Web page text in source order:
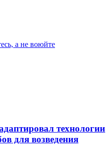
а не воюйте
технологии
для возведения